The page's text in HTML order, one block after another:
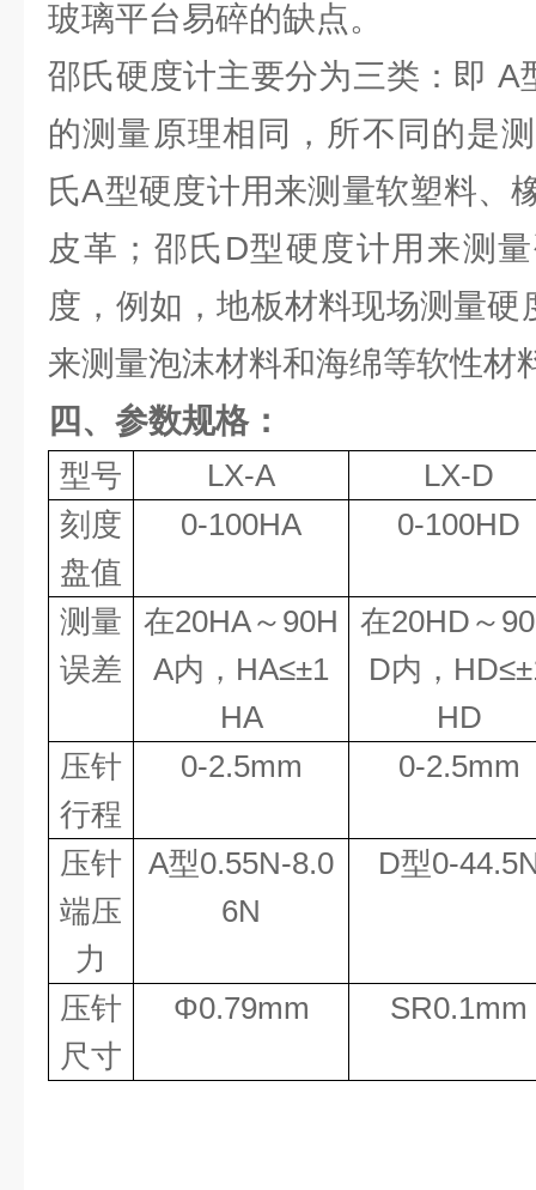
玻璃平台易碎的缺点。
邵氏硬度计主要分为三类：即 A
的测量原理相同，所不同的是
氏A型硬度计用来测量软塑料、
皮革；邵氏D型硬度计用来测
度，例如，地板材料现场测量
来测量泡沫材料和海绵等软性材
四、参数规格：
型号 LX-A
LX-D
刻度
盘值
0-100HA 0-100HD
测量
误差
在20HA～ 90H
A内， HA≤±1
HA
在20HD ～
D内， HD≤±
HD
压针
行程
0-2.5mm 0-2.5mm
压针
端压
力
A型0.55N-8.0
6N
D型0-
压针
尺寸
Φ0.79mm SR0.1mm